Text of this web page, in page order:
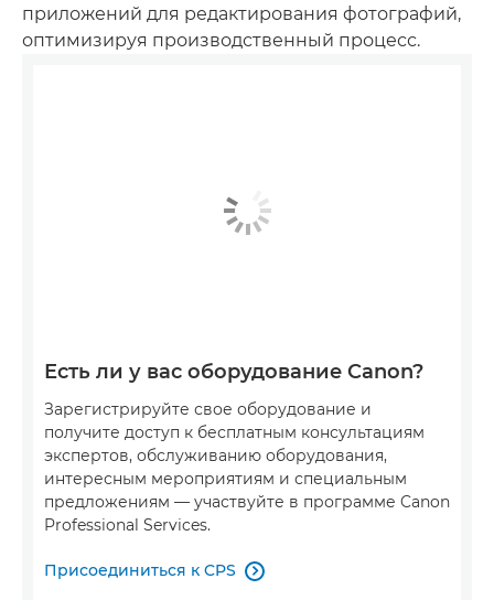
приложений для редактирования фотографий,
оптимизируя производственный процесс.
Есть ли у вас оборудование Canon?
Зарегистрируйте свое оборудование и
получите доступ к бесплатным консультациям
экспертов, обслуживанию оборудования,
интересным мероприятиям и специальным
предложениям — участвуйте в программе Canon
Professional Services.
Присоединиться к CPS 